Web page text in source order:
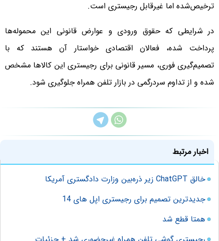
ترخیص‌شده اما غیرقابل رجیستری است.
در شرایطی که حقوق ورودی و عوارض قانونی این محموله‌ها
پرداخت شده، فعالان اقتصادی خواستار آن هستند که با
تصمیم‌گیری فوری، مسیر قانونی برای رجیستری این کالاها مشخص
شده و از تداوم سردرگمی در بازار تلفن همراه جلوگیری شود.
اخبار مرتبط
خالق ChatGPT زیر ذره‌بین وزارت دادگستری آمریکا
جدیدترین تصمیم برای رجیستری اپل های 14
همتا قطع شد